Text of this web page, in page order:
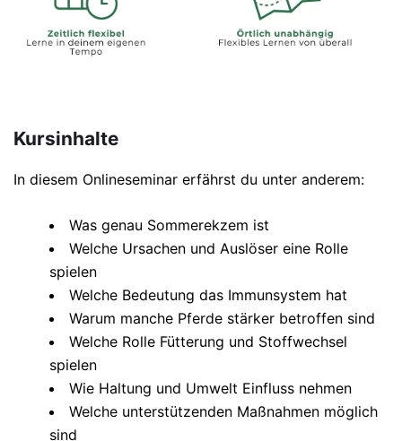
Kursinhalte
In diesem Onlineseminar erfährst du unter anderem:
Was genau Sommerekzem ist
Welche Ursachen und Auslöser eine Rolle
spielen
Welche Bedeutung das Immunsystem hat
Warum manche Pferde stärker betroffen sind
Welche Rolle Fütterung und Stoffwechsel
spielen
Wie Haltung und Umwelt Einfluss nehmen
Welche unterstützenden Maßnahmen möglich
sind